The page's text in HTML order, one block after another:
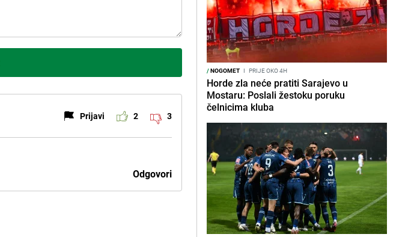
Prijavi 2 3
Odgovori
/NOGOMET I PRIJE OKO 4H
Horde zla neće pratiti Sarajevo u
Mostaru: Poslali žestoku poruku
čelnicima kluba